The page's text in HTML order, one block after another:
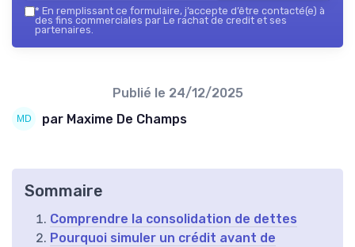
* En remplissant ce formulaire, j’accepte d’être contacté(e) à
des fins commerciales par Le rachat de credit et ses
partenaires.
Publié le 24/12/2025
par Maxime De Champs
Sommaire
Comprendre la consolidation de dettes
Pourquoi simuler un crédit avant de